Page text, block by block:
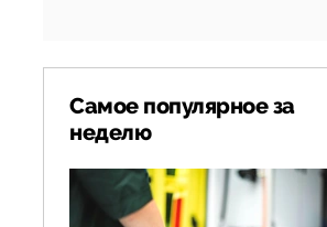
Самое популярное за
неделю